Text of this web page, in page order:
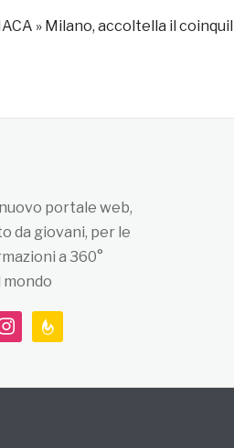
» Milano, accoltella il
portale web,
da giovani, per le
a 360°
mondo
feedburner